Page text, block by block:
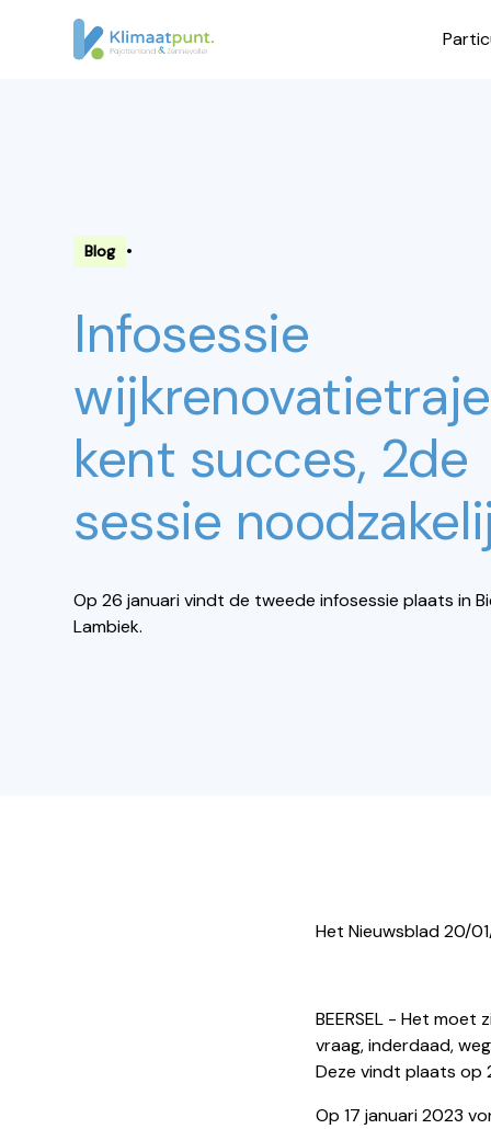
Blog •
Infosessie
kent succes, 2de
sessie
Op 26 januari vindt de tweede infosessie plaats in
Lambiek.
Het Nieuwsblad 20/
BEERSEL - Het
vraag, inderdaad,
Deze vindt plaats op
Op 17 januari 2023